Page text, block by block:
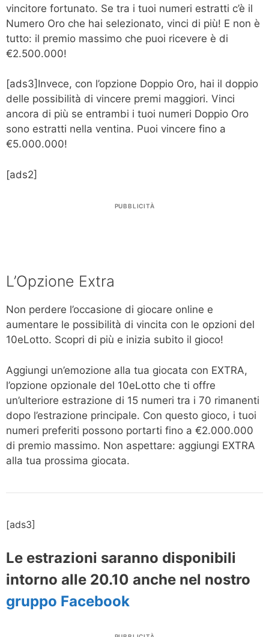
vincitore fortunato. Se tra i tuoi numeri estratti c’è il
Numero Oro che hai selezionato, vinci di più! E non è
tutto: il premio massimo che puoi ricevere è di
€2.500.000!
[ads3]Invece, con l’opzione Doppio Oro, hai il doppio
delle possibilità di vincere premi maggiori. Vinci
ancora di più se entrambi i tuoi numeri Doppio Oro
sono estratti nella ventina. Puoi vincere fino a
€5.000.000!
[ads2]
PUBBLICITÀ
L’Opzione Extra
Non perdere l’occasione di giocare online e
aumentare le possibilità di vincita con le opzioni del
10eLotto. Scopri di più e inizia subito il gioco!
Aggiungi un’emozione alla tua giocata con EXTRA,
l’opzione opzionale del 10eLotto che ti offre
un’ulteriore estrazione di 15 numeri tra i 70 rimanenti
dopo l’estrazione principale. Con questo gioco, i tuoi
numeri preferiti possono portarti fino a €2.000.000
di premio massimo. Non aspettare: aggiungi EXTRA
alla tua prossima giocata.
[ads3]
Le estrazioni saranno disponibili
intorno alle 20.10 anche nel nostro
gruppo Facebook